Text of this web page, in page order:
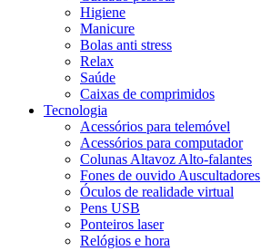
Higiene
Manicure
Bolas anti stress
Relax
Saúde
Caixas de comprimidos
Tecnologia
Acessórios para telemóvel
Acessórios para computador
Colunas Altavoz Alto-falantes
Fones de ouvido Auscultadores
Óculos de realidade virtual
Pens USB
Ponteiros laser
Relógios e hora